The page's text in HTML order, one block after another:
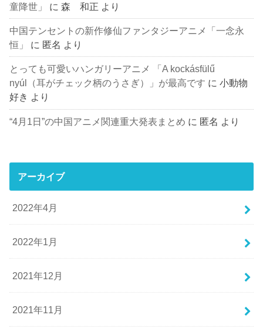
童降世」
に森 和正 より
中国テンセントの新作修仙ファンタジーアニメ「一念永
恒」
に 匿名 より
とっても可愛いハンガリーアニメ 「A kockásfülű
nyúl（耳がチェック柄のうさぎ）」が最高です に小動物
好き より
“4月1日”の中国アニメ関連重大発表まとめ に 匿名 より
アーカイブ
2022年4月
2022年1月
2021年12月
2021年11月